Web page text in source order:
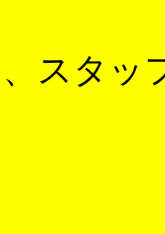
スタッ